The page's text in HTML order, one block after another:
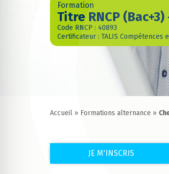
Formation
Titre RNCP
Code RNCP : 40893
Certificateur : TALIS
Accueil » Formations alternance »
JE M'INSCRIS